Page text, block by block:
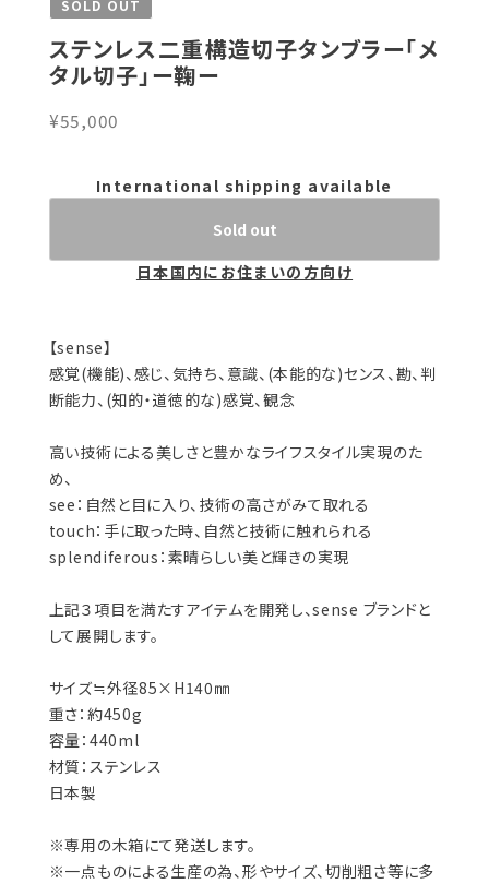
SOLD OUT
ステンレス二重構造切子タンブラー「メ
タル切子」ー鞠ー
¥55,000
International shipping available
Sold out
日本国内にお住まいの方向け
【sense】
感覚(機能)、感じ、気持ち、意識、(本能的な)センス、勘、判
断能力、(知的・道徳的な)感覚、観念
高い技術による美しさと豊かなライフスタイル実現のた
め、
see：自然と目に入り、技術の高さがみて取れる
touch：手に取った時、自然と技術に触れられる
splendiferous：素晴らしい美と輝きの実現
上記３項目を満たすアイテムを開発し、sense ブランドと
して展開します。
サイズ≒外径85×H140㎜
重さ：約450g
容量：440ml
材質：ステンレス
日本製
※専用の木箱にて発送します。
※一点ものによる生産の為、形やサイズ、切削粗さ等に多